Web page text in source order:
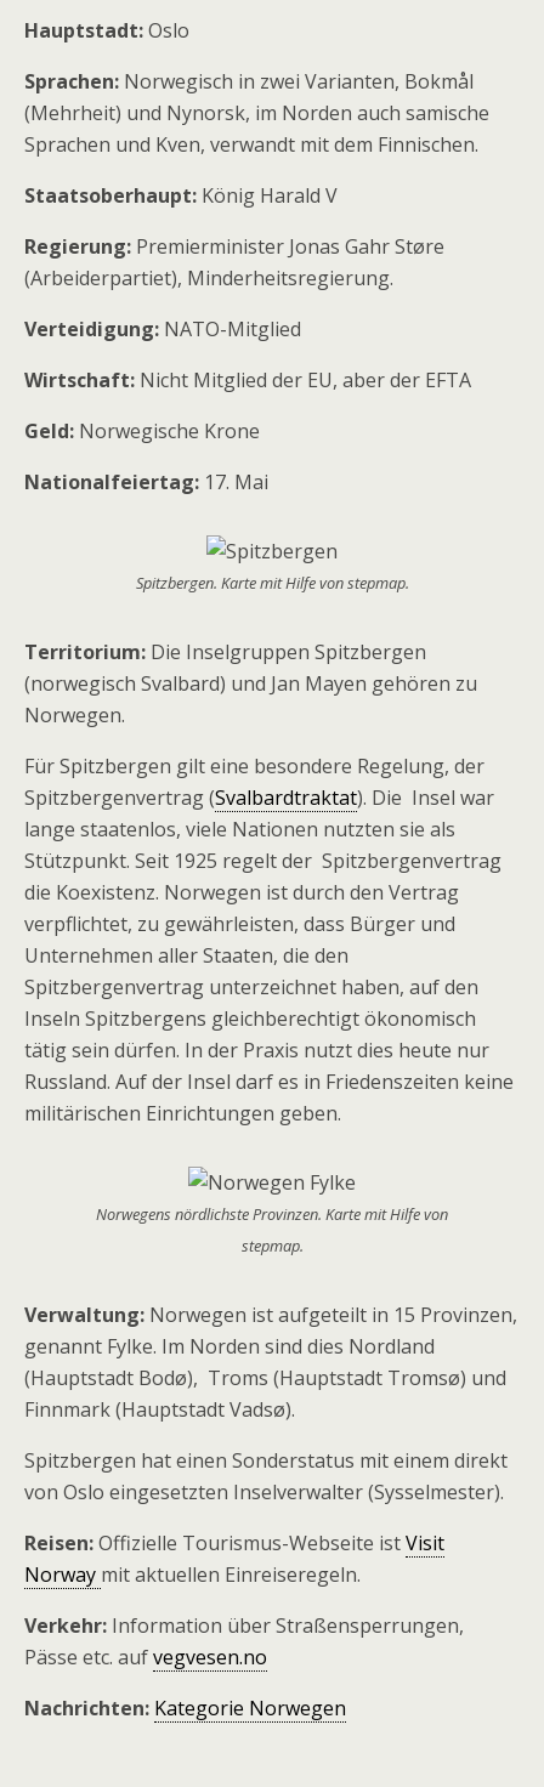
Hauptstadt:Oslo
Sprachen: Norwegisch in zwei Varianten, Bokmål
(Mehrheit) und Nynorsk, im Norden auch samische
Sprachen und Kven, verwandt mit dem Finnischen.
Staatsoberhaupt: König Harald V
Regierung: Premierminister Jonas Gahr Støre
(Arbeiderpartiet), Minderheitsregierung.
Verteidigung: NATO-Mitglied
Wirtschaft: Nicht Mitglied der EU, aber der EFTA
Geld: Norwegische Krone
Nationalfeiertag: 17. Mai
Spitzbergen. Karte mit Hilfe von stepmap.
Territorium: Die Inselgruppen Spitzbergen
(norwegisch Svalbard) und Jan Mayen gehören zu
Norwegen.
Für Spitzbergen gilt eine besondere Regelung, der
Spitzbergenvertrag (Svalbardtraktat). Die Insel war
lange staatenlos, viele Nationen nutzten sie als
Stützpunkt. Seit 1925 regelt der Spitzbergenvertrag
die Koexistenz. Norwegen ist durch den Vertrag
verpflichtet, zu gewährleisten, dass Bürger und
Unternehmen aller Staaten, die den
Spitzbergenvertrag unterzeichnet haben, auf den
Inseln Spitzbergens gleichberechtigt ökonomisch
tätig sein dürfen. In der Praxis nutzt dies heute nur
Russland. Auf der Insel darf es in Friedenszeiten keine
militärischen Einrichtungen geben.
Norwegens nördlichste Provinzen. Karte mit Hilfe von
stepmap.
Verwaltung: Norwegen ist aufgeteilt in 15 Provinzen,
genannt Fylke. Im Norden sind dies Nordland
(Hauptstadt Bodø), Troms (Hauptstadt Tromsø) und
Finnmark (Hauptstadt Vadsø).
Spitzbergen hat einen Sonderstatus mit einem direkt
von Oslo eingesetzten Inselverwalter (Sysselmester).
Reisen:Offizielle Tourismus-Webseite istVisit
Norway mit aktuellen Einreiseregeln.
Verkehr: Information über Straßensperrungen,
Pässe etc. aufvegvesen.no
Nachrichten: Kategorie Norwegen